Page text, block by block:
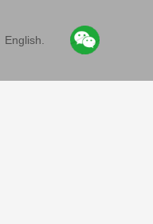
English.